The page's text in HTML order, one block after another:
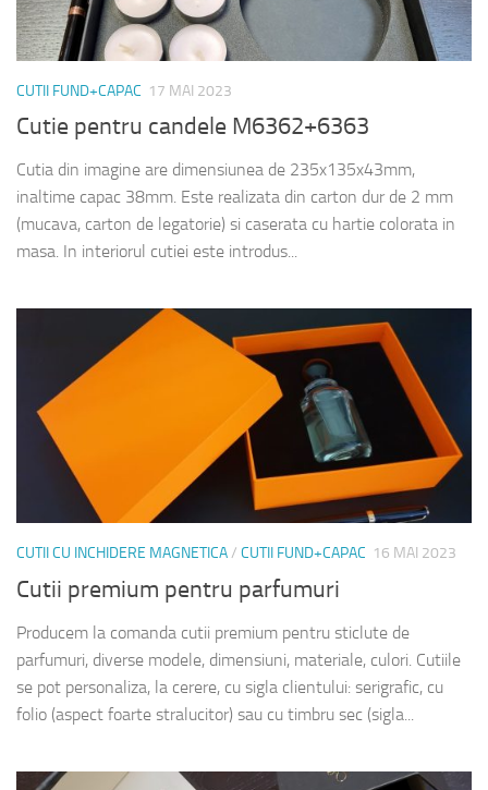
CUTII FUND+CAPAC 17 MAI 2023
Cutie pentru candele M6362+6363
Cutia din imagine are dimensiunea de 235x135x43mm,
inaltime capac 38mm. Este realizata din carton dur de 2 mm
(mucava, carton de legatorie) si caserata cu hartie colorata in
masa. In interiorul cutiei este introdus...
CUTII CU INCHIDERE MAGNETICA/ CUTII FUND+CAPAC 16 MAI 2023
Cutii premium pentru parfumuri
Producem la comanda cutii premium pentru sticlute de
parfumuri, diverse modele, dimensiuni, materiale, culori. Cutiile
se pot personaliza, la cerere, cu sigla clientului: serigrafic, cu
folio (aspect foarte stralucitor) sau cu timbru sec (sigla...